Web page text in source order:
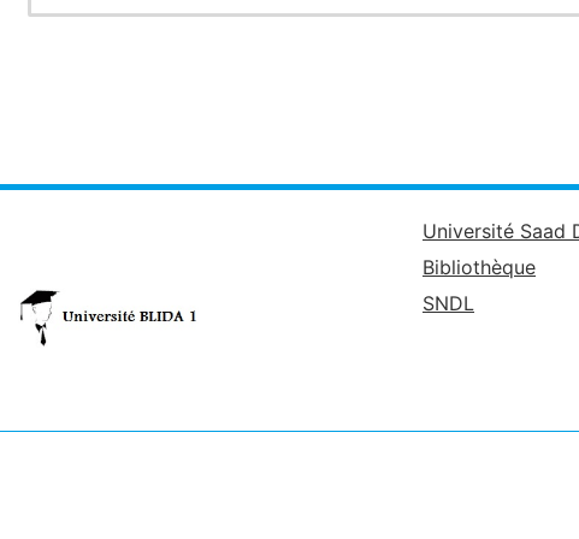
Université Saad
Bibliothèque
SNDL